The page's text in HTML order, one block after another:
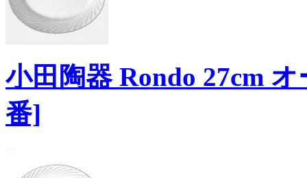
小田陶器 Rondo 27cm
番]